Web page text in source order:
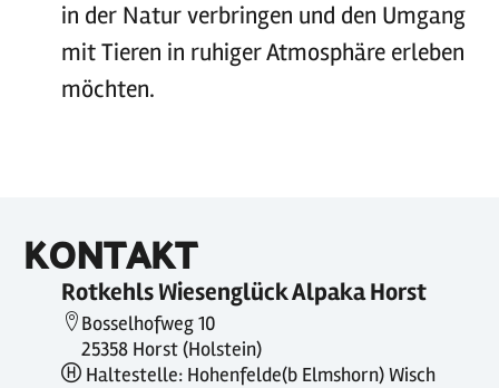
in der Natur verbringen und den Umgang
mit Tieren in ruhiger Atmosphäre erleben
möchten.
KONTAKT
Rotkehls Wiesenglück Alpaka Horst
Bosselhofweg 10
25358 Horst (Holstein)
Haltestelle: Hohenfelde(b Elmshorn) Wisch